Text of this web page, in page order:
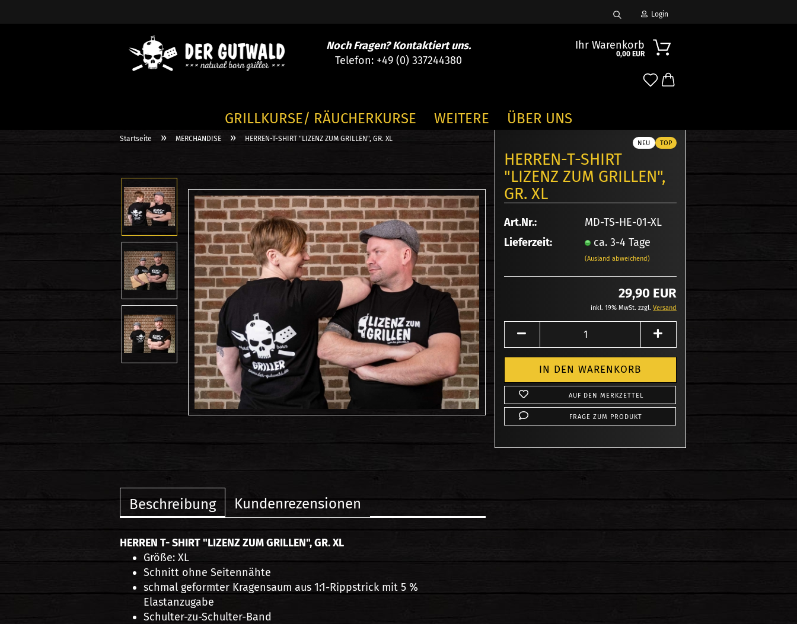
Suche...
Login
Passwort
Konto erstellen
Passwort vergessen?
Noch Fragen? Kontaktiert uns.
Telefon: +49 (0) 337244380
Ihr Warenkorb
0,00 EUR
GRILLKURSE/ RÄUCHERKURSE ÜBER UNS
WEITERE
GRILLKURSGUTSCHEIN
GESCHENKBOX
WERTGUTSCHEIN
Startseite » MERCHANDISE » HERREN-T-SHIRT "LIZENZ ZUM GRILLEN", GR. XL
NEU TOP
HERREN-T-SHIRT
"LIZENZ ZUM GRILLEN",
GR. XL
Art.Nr.:
MD-TS-HE-01-XL
Lieferzeit:
ca. 3-4 Tage
(Ausland abweichend)
29,90 EUR
inkl. 19% MwSt. zzgl. Versand
AUF DEN MERKZETTEL
FRAGE ZUM PRODUKT
Beschreibung Kundenrezensionen
HERREN T- SHIRT "LIZENZ ZUM GRILLEN", GR. XL
Größe: XL
Schnitt ohne Seitennähte
schmal geformter Kragensaum aus 1:1-Rippstrick mit 5 %
Elastanzugabe
Schulter-zu-Schulter-Band